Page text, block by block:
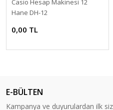
Casio Hesap Makinesi 12
Hane DH-12
0,00 TL
E-BÜLTEN
Kampanya ve duyurulardan ilk